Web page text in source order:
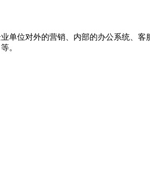
单位对外的营销、内部的办公系统、
。